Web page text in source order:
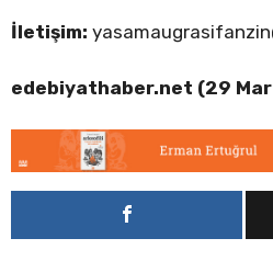
İletişim:
edebiyathaber.net (29